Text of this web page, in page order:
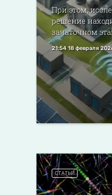
При этом,
решение
зачаточном
21:54 18 февраля
СТАТЬИ